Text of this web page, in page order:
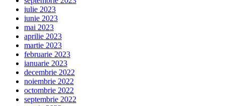
iulie 2023
iunie 2023
mai 2023
aprilie 2023
martie 2023
februarie 2023
ianuarie 2023
decembrie 2022
noiembrie 2022
octombrie 2022
septembrie 2022